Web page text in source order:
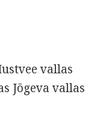
vallas
Jõgeva vallas